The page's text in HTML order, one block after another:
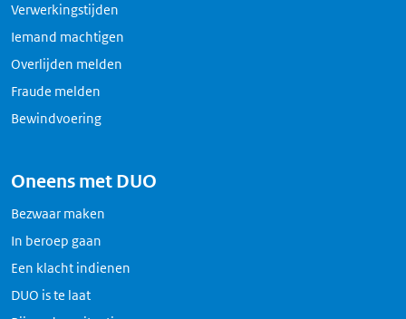
Verwerkingstijden
Iemand machtigen
Overlijden melden
Fraude melden
Bewindvoering
Oneens met DUO
Bezwaar maken
In beroep gaan
Een klacht indienen
DUO is te laat